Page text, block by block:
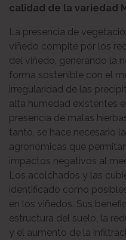
calidad de la variedad
La presencia de
viñedo compite por los
del viñedo, generando la
forma sostenible con el
irregularidad de las
alta humedad existentes
presencia de malas
tanto, se hace necesario
agronómicas que
impactos negativos al
Los acolchados y las
identificado como
en los viñedos. Sus
estructura del suelo, la
y el aumento de la